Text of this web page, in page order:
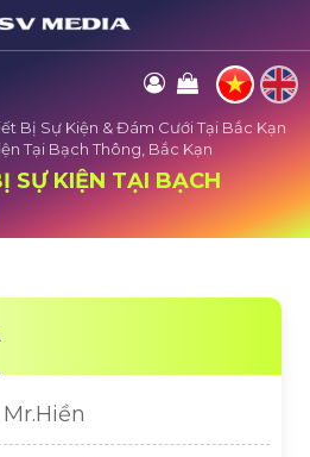
Bị Sự Kiện & Đám Cưới Tại Bắc Kạn
Tại Bạch Thông, Bắc Kạn
SỰ KIỆN TẠI BẠCH